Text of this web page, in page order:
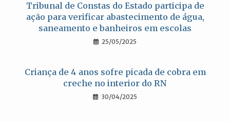
Tribunal de Constas do Estado participa de
ação para verificar abastecimento de água,
saneamento e banheiros em escolas
25/05/2025
Criança de 4 anos sofre picada de cobra em
creche no interior do RN
30/04/2025